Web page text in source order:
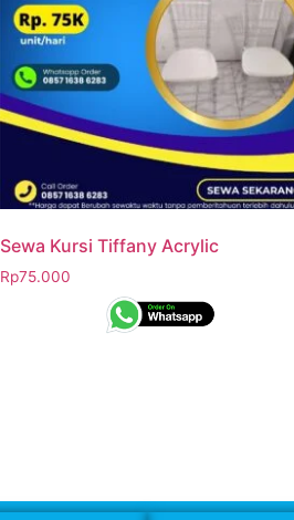
Sewa Kursi Tiffany Acrylic
Rp75.000